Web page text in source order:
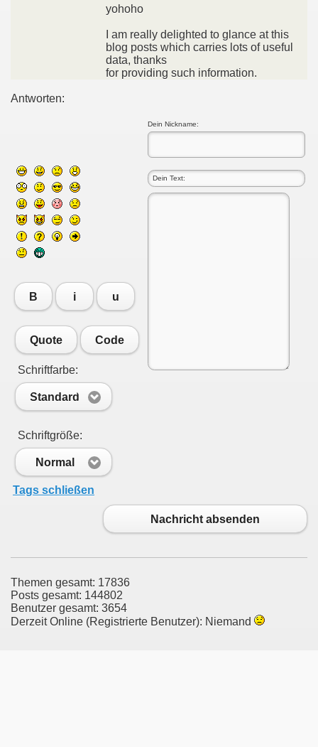
yohoho
I am really delighted to glance at this
blog posts which carries lots of useful
data, thanks
for providing such information.
Antworten:
Dein Nickname:
B i u
Quote Code
Schriftfarbe:
Standard
Schriftgröße:
Normal
Tags schließen
Nachricht absenden
Themen gesamt: 17836
Posts gesamt: 144802
Benutzer gesamt: 3654
Derzeit Online (Registrierte Benutzer): Niemand